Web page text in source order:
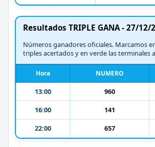
Resultados TRIPLE GANA - 27/12/
Números ganadores oficiales. Marcamos
triples acertados y en verde las terminales
Hora NUMERO
13:00 960
16:00
141
22:00
657